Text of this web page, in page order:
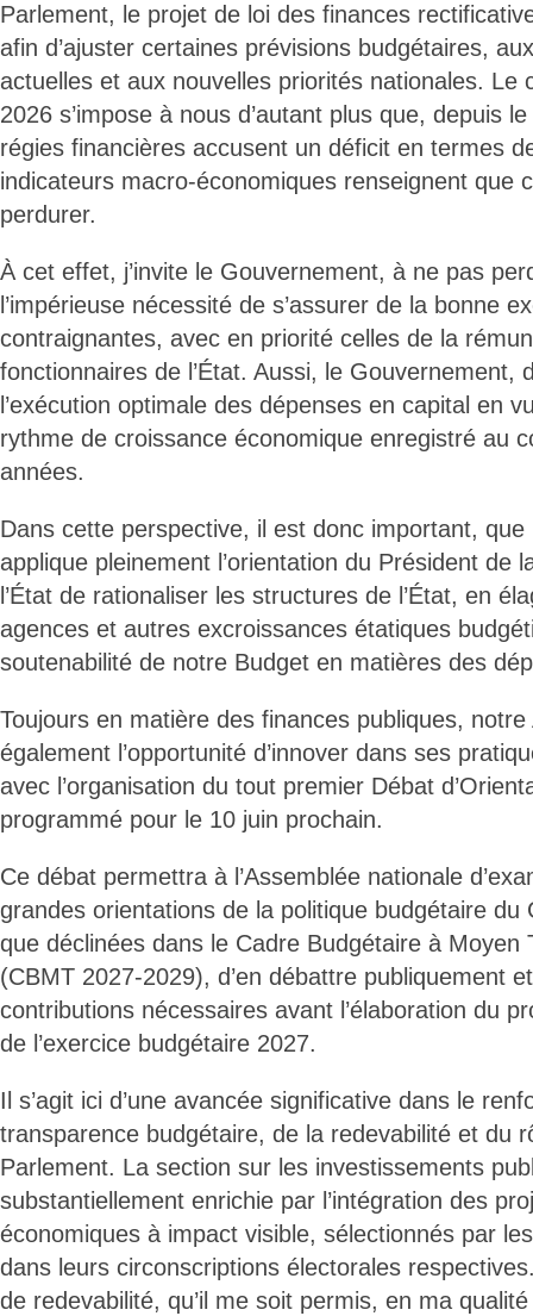
Parlement, le projet de loi des finances
afin d’ajuster certaines prévisions budgétaires,
actuelles et aux nouvelles priorités nationales. Le
2026 s’impose à nous d’autant plus que, depuis
régies financières accusent un déficit en termes
indicateurs macro-économiques renseignent que
perdurer.
À cet effet, j’invite le Gouvernement, à ne pas
l’impérieuse nécessité de s’assurer de la bonne
contraignantes, avec en priorité celles de la
fonctionnaires de l’État. Aussi, le Gouvernement,
l’exécution optimale des dépenses en capital en
rythme de croissance économique enregistré au
années.
Dans cette perspective, il est donc important,
applique pleinement l’orientation du Président de
l’État de rationaliser les structures de l’État, en
agences et autres excroissances étatiques
soutenabilité de notre Budget en matières des
Toujours en matière des finances publiques,
également l’opportunité d’innover dans ses
avec l’organisation du tout premier Débat
programmé pour le 10 juin prochain.
Ce débat permettra à l’Assemblée nationale
grandes orientations de la politique budgétaire du
que déclinées dans le Cadre Budgétaire à Moyen
(CBMT 2027-2029), d’en débattre publiquement
contributions nécessaires avant l’élaboration du
de l’exercice budgétaire 2027.
Il s’agit ici d’une avancée significative dans le
transparence budgétaire, de la redevabilité et du
Parlement. La section sur les investissements
substantiellement enrichie par l’intégration des
économiques à impact visible, sélectionnés par
dans leurs circonscriptions électorales
de redevabilité, qu’il me soit permis, en ma